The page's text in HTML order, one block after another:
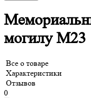
могилу М23
Все о товаре
Характеристики
Отзывов
0